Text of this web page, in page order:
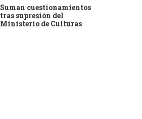
Suman cuestionamientos
tras supresión del
Ministerio de Culturas